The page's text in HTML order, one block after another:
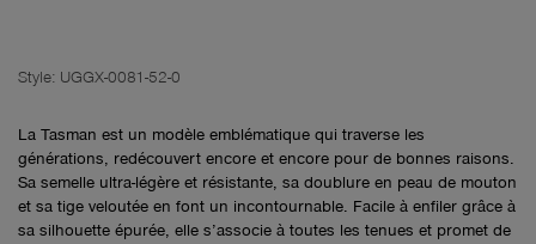
Style: UGGX-0081-52-0
La Tasman est un modèle emblématique qui traverse les
générations, redécouvert encore et encore pour de bonnes raisons.
Sa semelle ultra-légère et résistante, sa doublure en peau de mouton
et sa tige veloutée en font un incontournable. Facile à enfiler grâce à
sa silhouette épurée, elle s’associe à toutes les tenues et promet de